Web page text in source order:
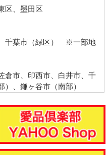
区、墨田区
千葉市（緑区） ※一部地
市、印西市、白井市、千
、鎌ヶ谷市（南部）